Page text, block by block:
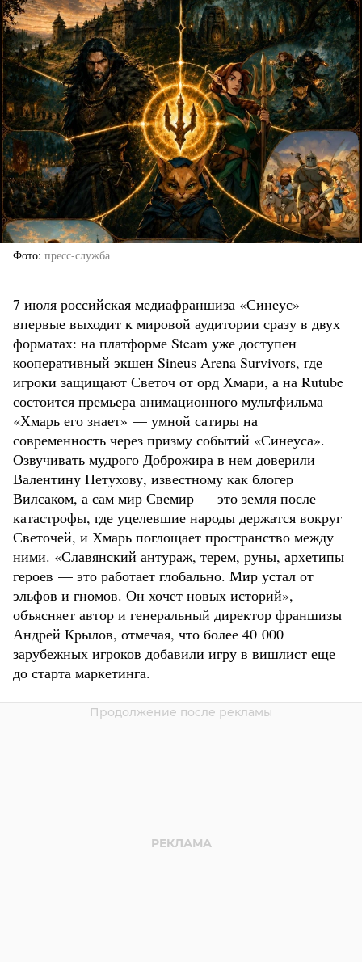
Фото пресс-служба
7 июля российская медиафраншиза «Синеус»
впервые выходит к мировой аудитории сразу в двух
форматах: на платформе Steam уже доступен
кооперативный экшен Sineus Arena Survivors, где
игроки защищают Светоч от орд Хмари, а на Rutube
состоится премьера анимационного мультфильма
«Хмарь его знает» — умной сатиры на
современность через призму событий «Синеуса».
Озвучивать мудрого Доброжира в нем доверили
Валентину Петухову, известному как блогер
Вилсаком, а сам мир Свемир — это земля после
катастрофы, где уцелевшие народы держатся вокруг
Светочей, и Хмарь поглощает пространство между
ними. «Славянский антураж, терем, руны, архетипы
героев — это работает глобально. Мир устал от
эльфов и гномов. Он хочет новых историй», —
объясняет автор и генеральный директор франшизы
Андрей Крылов, отмечая, что более 40 000
зарубежных игроков добавили игру в вишлист еще
до старта маркетинга.